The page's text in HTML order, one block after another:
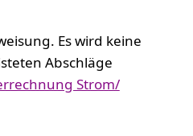
Es wird keine
Abschläge
Strom/